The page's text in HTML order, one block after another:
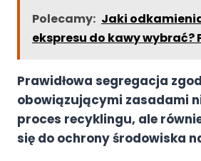
Polecamy: Jaki
ekspresu do kawy wybrać?
Prawidłowa segregacja
obowiązującymi zasadami
proces recyklingu, ale
się do ochrony środowiska